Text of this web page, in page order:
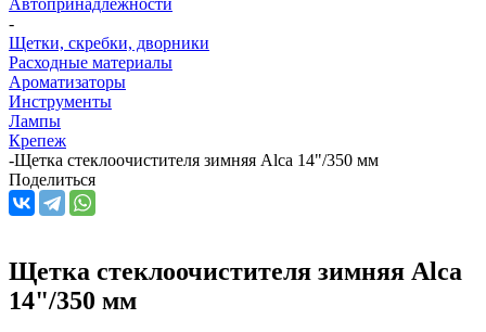
-
Щетки, скребки, дворники
Расходные материалы
Ароматизаторы
Инструменты
Лампы
Крепеж
-Щетка стеклоочистителя зимняя Alca 14"/350 мм
Поделиться
Щетка стеклоочистителя зимняя Alca
14"/350 мм